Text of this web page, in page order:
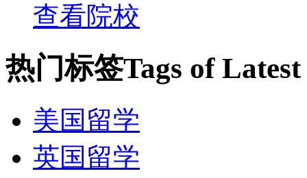
查看院校
热门标签Tags of Latest
美国留学
英国留学